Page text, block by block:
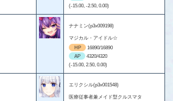
(-15.00, -2.50, 0.00)
ナナミン(p3x009198)
マジカル・アイドル☆
HP
16890/16890
AP
4320/4320
(-15.00, 2.50, 0.00)
エリクシル(p3x001548)
医療従事者兼メイド型クルスマタ